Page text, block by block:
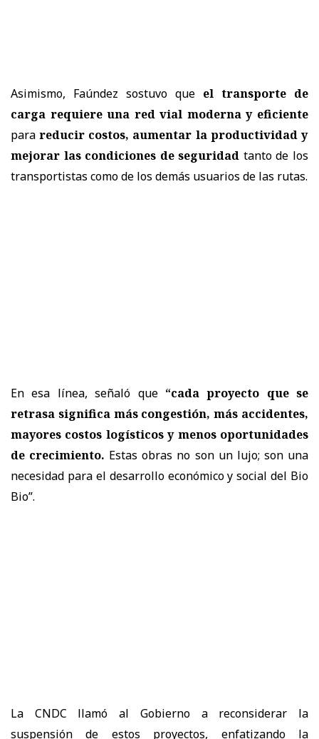
Asimismo, Faúndez sostuvo que el transporte de
carga requiere una red vial moderna y eficiente
parareducir costos, aumentar la productividad y
mejorar las condiciones de seguridad tanto de los
transportistas como de los demás usuarios de las rutas.
En esa línea, señaló que “cada proyecto que se
retrasa significa más congestión, más accidentes,
mayores costos logísticos y menos oportunidades
de crecimiento. Estas obras no son un lujo; son una
necesidad para el desarrollo económico y social del Bio
Bio”.
La CNDC llamó al Gobierno a reconsiderar la
suspensión de estos proyectos, enfatizando la